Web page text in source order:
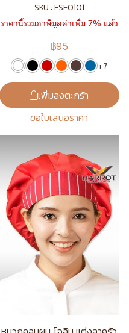
SKU : FSF0101
ราคานี้รวมภาษีมูลค่าเพิ่ม 7% แล้ว
฿95
+7
เพิ่มลงตะกร้า
ขอใบเสนอราคา